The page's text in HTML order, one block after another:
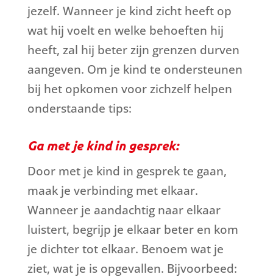
jezelf. Wanneer je kind zicht heeft op
wat hij voelt en welke behoeften hij
heeft, zal hij beter zijn grenzen durven
aangeven. Om je kind te ondersteunen
bij het opkomen voor zichzelf helpen
onderstaande tips:
Ga met je kind in gesprek:
Door met je kind in gesprek te gaan,
maak je verbinding met elkaar.
Wanneer je aandachtig naar elkaar
luistert, begrijp je elkaar beter en kom
je dichter tot elkaar. Benoem wat je
ziet, wat je is opgevallen. Bijvoorbeed: